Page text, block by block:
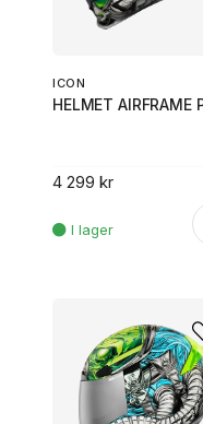
ICON
HELMET AIRFRAME
4 299 kr